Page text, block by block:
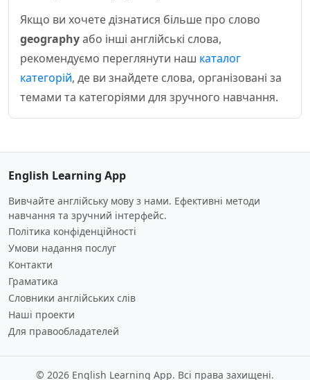
Якщо ви хочете дізнатися більше про слово
geographyабо інші англійські слова,
рекомендуємо переглянути наш каталог
категорій, де ви знайдете слова, організовані за
темами та категоріями для зручного навчання.
English Learning App
Вивчайте англійську мову з нами. Ефективні методи
навчання та зручний інтерфейс.
Політика конфіденційності
Умови надання послуг
Контакти
Граматика
Словники англійських слів
Наші проекти
Для правообладателей
© 2026 English Learning App. Всі права захищені.